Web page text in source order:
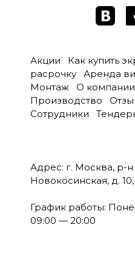
Акции Как купить
расрочку
Аренда
Монтаж
О компании
Производство
Сотрудники
Адрес: г. Москва, р-
Новокосинская, д. 10,
График работы:
09:00 — 20:00